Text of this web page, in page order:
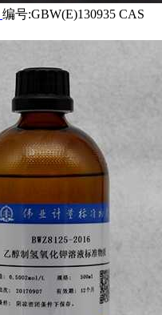
编号:GBW(E)130935 CAS